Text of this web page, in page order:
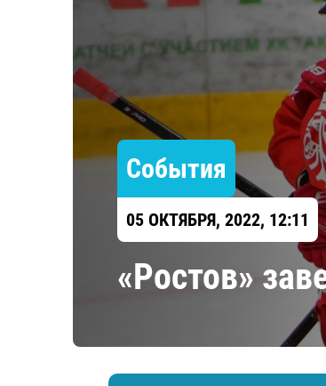
Локомотив
Северсталь
Шанхайские
События
05 ОКТЯБРЯ, 2022, 12:11
«Ростов»